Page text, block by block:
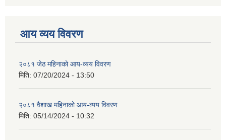
आय व्यय विवरण
२०८१ जेठ महिनाको आय-व्यय विवरण
मिति: 07/20/2024 - 13:50
२०८१ वैशाख महिनाको आय-व्यय विवरण
मिति: 05/14/2024 - 10:32